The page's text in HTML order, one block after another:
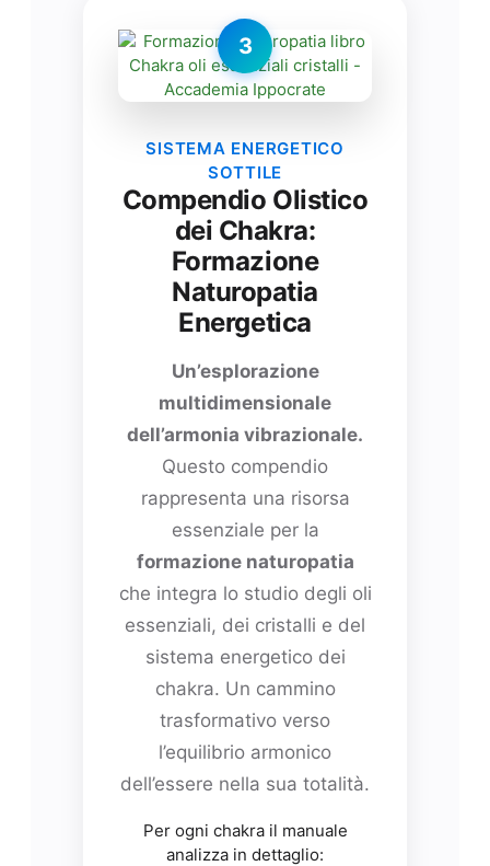
3
SISTEMA ENERGETICO
SOTTILE
Compendio Olistico
dei Chakra:
Formazione
Naturopatia
Energetica
Un’esplorazione
multidimensionale
dell’armonia vibrazionale.
Questo compendio
rappresenta una risorsa
essenziale per la
formazione naturopatia
che integra lo studio degli oli
essenziali, dei cristalli e del
sistema energetico dei
chakra. Un cammino
trasformativo verso
l’equilibrio armonico
dell’essere nella sua totalità.
Per ogni chakra il manuale
analizza in dettaglio: